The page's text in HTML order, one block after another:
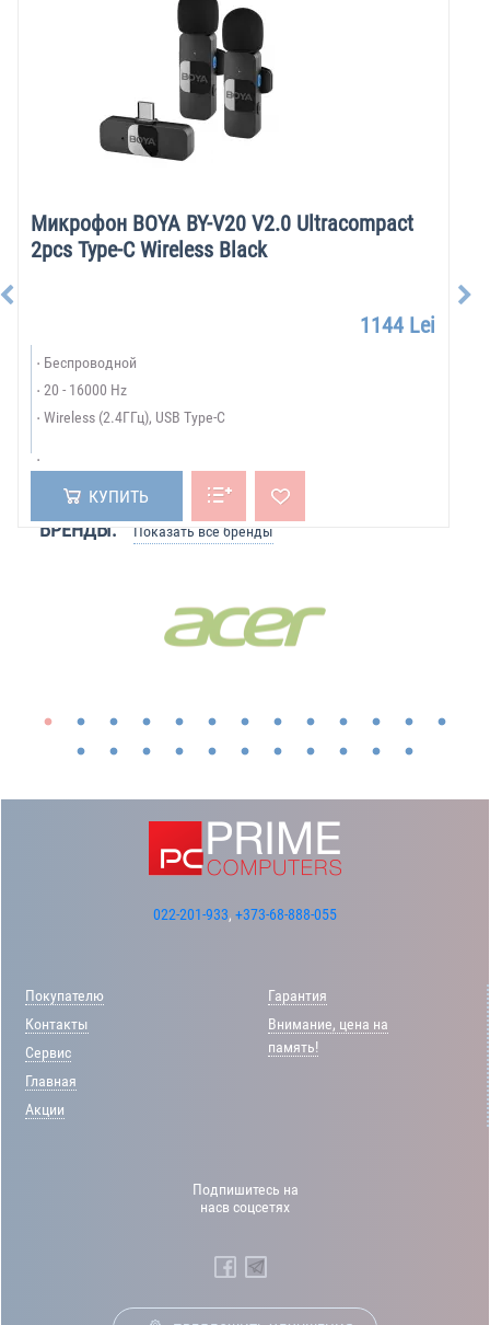
Микрофон BOYA BY-V20 V2.0 Ultracompact
2pcs Type-C Wireless Black
1144 Lei
Беспроводной
20 - 16000 Hz
Wireless (2.4ГГц), USB Type-C
КУПИТЬ
БРЕНДЫ: Показать все бренды
022-201-933, +373-68-888-055
Покупателю
Контакты
Сервис
Главная
Акции
Гарантия
Внимание, цена на
память!
Подпишитесь на
насв соцсетях